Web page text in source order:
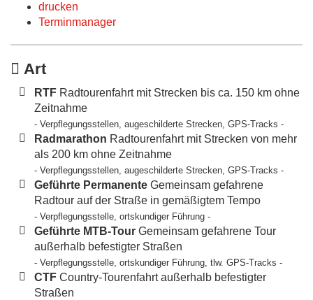
drucken
Terminmanager
Art
RTF Radtourenfahrt mit Strecken bis ca. 150 km ohne
Zeitnahme
- Verpflegungsstellen, augeschilderte Strecken, GPS-Tracks -
Radmarathon Radtourenfahrt mit Strecken von mehr
als 200 km ohne Zeitnahme
- Verpflegungsstellen, augeschilderte Strecken, GPS-Tracks -
Geführte Permanente Gemeinsam gefahrene
Radtour auf der Straße in gemäßigtem Tempo
- Verpflegungsstelle, ortskundiger Führung -
Geführte MTB-Tour Gemeinsam gefahrene Tour
außerhalb befestigter Straßen
- Verpflegungsstelle, ortskundiger Führung, tlw. GPS-Tracks -
CTF Country-Tourenfahrt außerhalb befestigter
Straßen